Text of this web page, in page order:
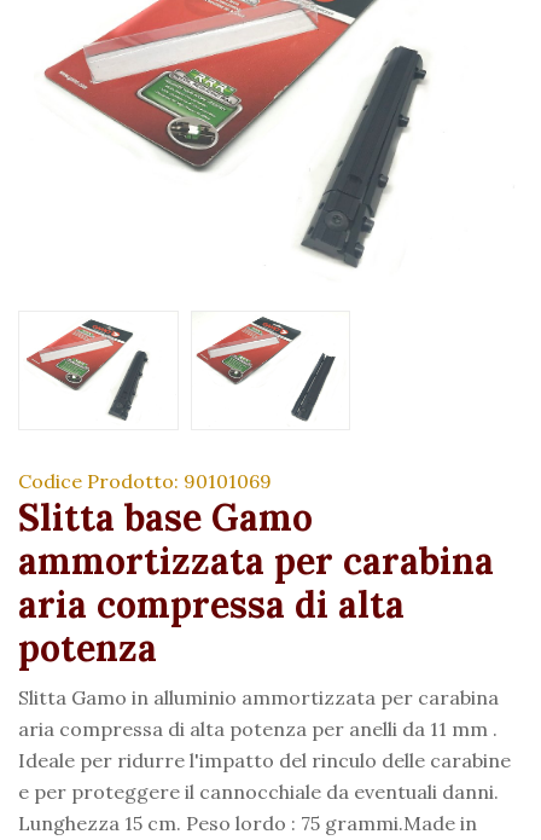
Codice Prodotto: 90101069
Slitta base Gamo
ammortizzata per carabina
aria compressa di alta
potenza
Slitta Gamo in alluminio ammortizzata per carabina
aria compressa di alta potenza per anelli da 11 mm .
Ideale per ridurre l'impatto del rinculo delle carabine
e per proteggere il cannocchiale da eventuali danni.
Lunghezza 15 cm. Peso lordo : 75 grammi.Made in